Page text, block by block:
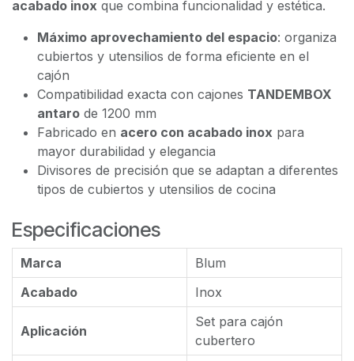
acabado inox que combina funcionalidad y estética.
Máximo aprovechamiento del espacio: organiza
cubiertos y utensilios de forma eficiente en el
cajón
Compatibilidad exacta con cajones TANDEMBOX
antaro de 1200 mm
Fabricado en acero con acabado inox para
mayor durabilidad y elegancia
Divisores de precisión que se adaptan a diferentes
tipos de cubiertos y utensilios de cocina
Especificaciones
Marca
Blum
Acabado
Inox
Aplicación
Set para cajón
cubertero